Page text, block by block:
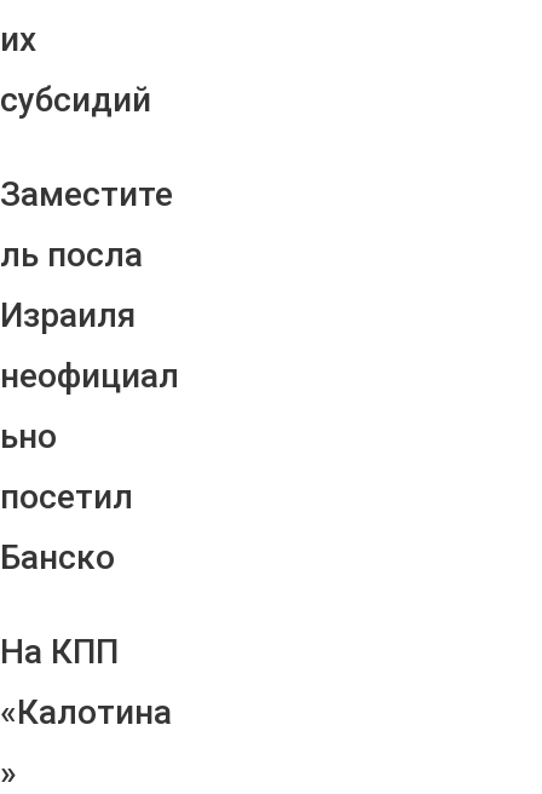
их
субсидий
Заместите
ль посла
Израиля
неофициал
ьно
посетил
Банско
На КПП
«Калотина
»